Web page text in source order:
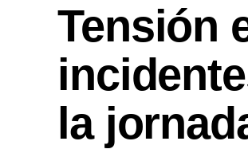
Tensión
la